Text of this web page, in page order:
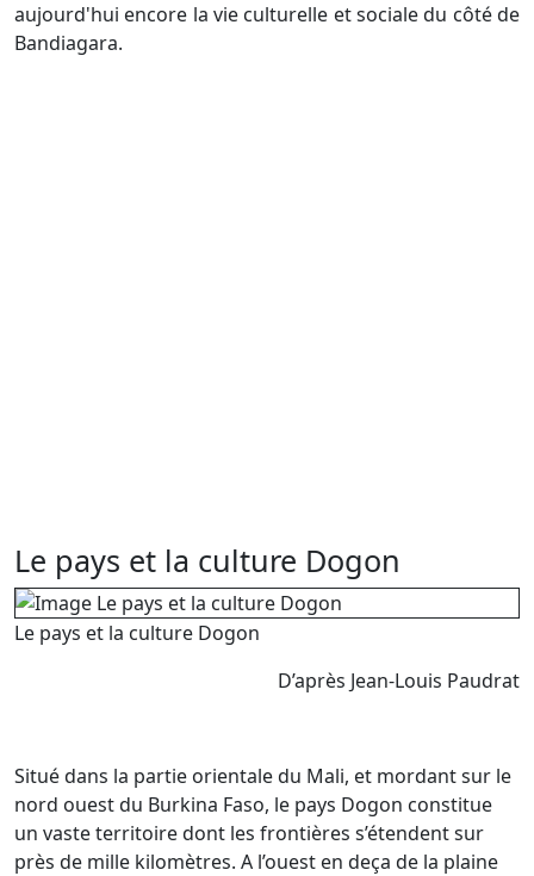
aujourd'hui encore la vie culturelle et sociale du côté de
Bandiagara.
Le pays et la culture Dogon
Le pays et la culture Dogon
D’après Jean-Louis Paudrat
Situé dans la partie orientale du Mali, et mordant sur le
nord ouest du Burkina Faso, le pays Dogon constitue
un vaste territoire dont les frontières s’étendent sur
près de mille kilomètres. A l’ouest en deça de la plaine